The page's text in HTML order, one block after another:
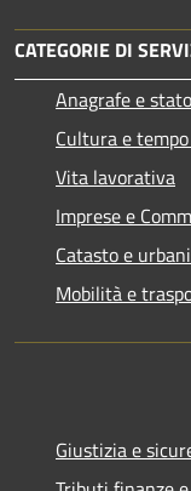
CATEGORIE DI
Anagrafe e
Cultura e
Vita lavorativa
Imprese e
Catasto e
Mobilità e
Giustizia e